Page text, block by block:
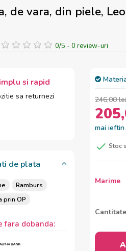
de vara, din piele,
0/5 - 0 review-uri
si rapid
sa returnezi
de plata
Ramburs
Plata prin OP
fara dobanda:
246,00
mai
 Stoc
Marime
Cantitate